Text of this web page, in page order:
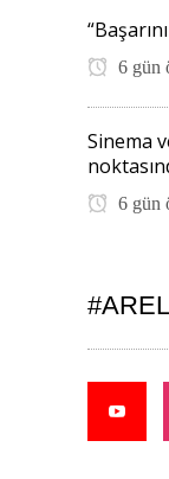
6 gün
Sinema
6 gün